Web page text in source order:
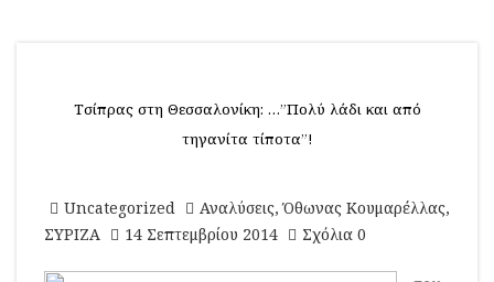
Τσίπρας στη Θεσσαλονίκη: …”Πολύ λάδι και από
τηγανίτα τίποτα”!
Uncategorized Αναλύσεις,Όθωνας Κουμαρέλλας,
ΣΥΡΙΖΑ
14 Σεπτεμβρίου 2014 Σχόλια 0